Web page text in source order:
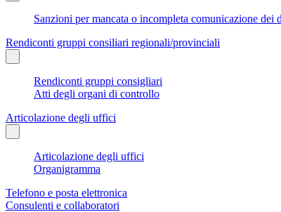
Sanzioni per mancata o incompleta comunicazione
Rendiconti gruppi consiliari regionali/provinciali
Rendiconti gruppi consigliari
Atti degli organi di controllo
Articolazione degli uffici
Articolazione degli uffici
Organigramma
Telefono e posta elettronica
Consulenti e collaboratori